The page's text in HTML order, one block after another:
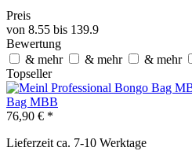
Preis
von 8.55 bis 139.9
Bewertung
& mehr
& mehr & mehr
Topseller
Bag MBB
76,90 € *
Lieferzeit ca. 7-10 Werktage